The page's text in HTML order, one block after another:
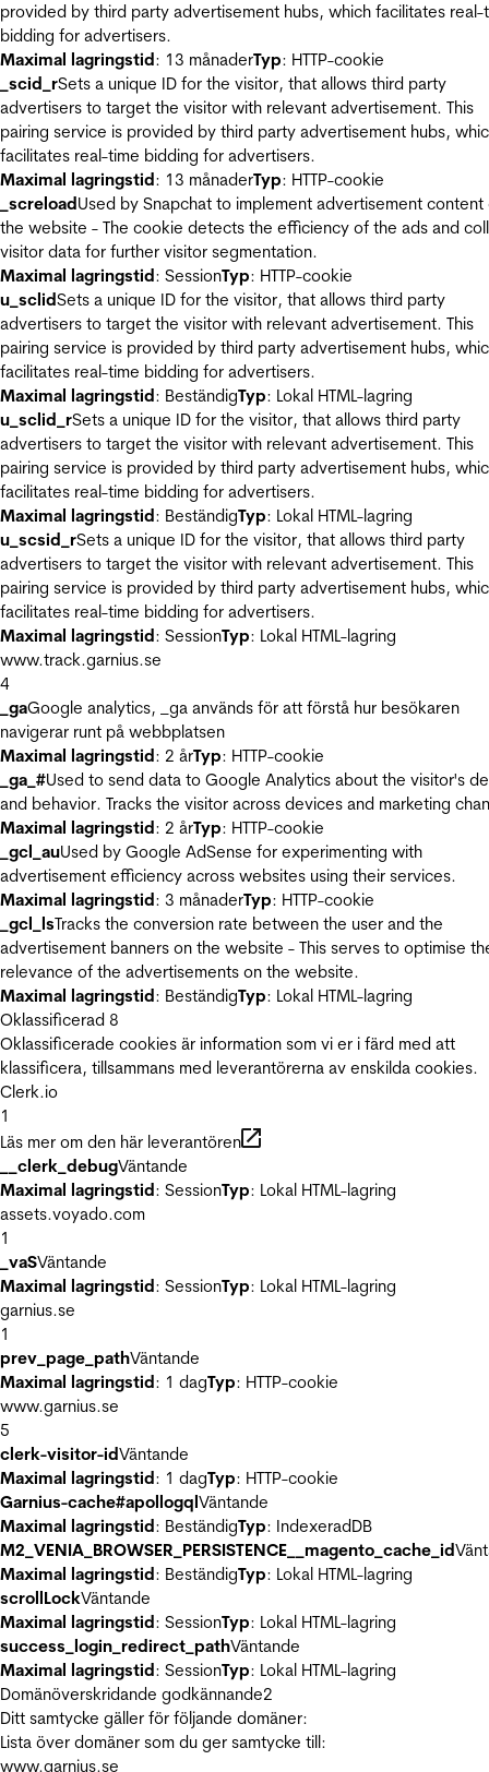
provided by third party advertisement hubs, which facilitates real-
bidding for advertisers.
Maximal lagringstid: 13 månaderTyp: HTTP-cookie
_scid_rSets a unique ID for the visitor, that allows third party
advertisers to target the visitor with relevant advertisement. This
pairing service is provided by third party advertisement hubs,
facilitates real-time bidding for advertisers.
Maximal lagringstid: 13 månaderTyp: HTTP-cookie
_screloadUsed by Snapchat to implement advertisement content
the website - The cookie detects the efficiency of the ads and
visitor data for further visitor segmentation.
Maximal lagringstid: SessionTyp: HTTP-cookie
u_sclidSets a unique ID for the visitor, that allows third party
advertisers to target the visitor with relevant advertisement. This
pairing service is provided by third party advertisement hubs,
facilitates real-time bidding for advertisers.
Maximal lagringstid: BeständigTyp: Lokal HTML-lagring
u_sclid_rSets a unique ID for the visitor, that allows third party
advertisers to target the visitor with relevant advertisement. This
pairing service is provided by third party advertisement hubs,
facilitates real-time bidding for advertisers.
Maximal lagringstid: BeständigTyp: Lokal HTML-lagring
u_scsid_rSets a unique ID for the visitor, that allows third party
advertisers to target the visitor with relevant advertisement. This
pairing service is provided by third party advertisement hubs,
facilitates real-time bidding for advertisers.
Maximal lagringstid: SessionTyp: Lokal HTML-lagring
www.track.garnius.se
4
_gaGoogle analytics, _ga används för att förstå hur besökaren
navigerar runt på webbplatsen
Maximal lagringstid: 2 årTyp: HTTP-cookie
_ga_#Used to send data to Google Analytics about the visitor's
and behavior. Tracks the visitor across devices and marketing
Maximal lagringstid: 2 årTyp: HTTP-cookie
_gcl_auUsed by Google AdSense for experimenting with
advertisement efficiency across websites using their services.
Maximal lagringstid: 3 månaderTyp: HTTP-cookie
_gcl_lsTracks the conversion rate between the user and the
advertisement banners on the website - This serves to optimise
relevance of the advertisements on the website.
Maximal lagringstid: BeständigTyp: Lokal HTML-lagring
Oklassificerad 8
Oklassificerade cookies är information som vi er i färd med att
klassificera, tillsammans med leverantörerna av enskilda cookies.
Clerk.io
1
Läs mer om den här leverantören
__clerk_debugVäntande
Maximal lagringstid: SessionTyp: Lokal HTML-lagring
assets.voyado.com
1
_vaSVäntande
Maximal lagringstid: SessionTyp: Lokal HTML-lagring
garnius.se
1
prev_page_pathVäntande
Maximal lagringstid: 1 dagTyp: HTTP-cookie
www.garnius.se
5
clerk-visitor-idVäntande
Maximal lagringstid: 1 dagTyp: HTTP-cookie
Garnius-cache#apollogqlVäntande
Maximal lagringstid: BeständigTyp: IndexeradDB
M2_VENIA_BROWSER_PERSISTENCE__magento_cache_id
Maximal lagringstid: BeständigTyp: Lokal HTML-lagring
scrollLockVäntande
Maximal lagringstid: SessionTyp: Lokal HTML-lagring
success_login_redirect_pathVäntande
Maximal lagringstid: SessionTyp: Lokal HTML-lagring
Domänöverskridande godkännande2
Ditt samtycke gäller för följande domäner:
Lista över domäner som du ger samtycke till:
www.garnius.se